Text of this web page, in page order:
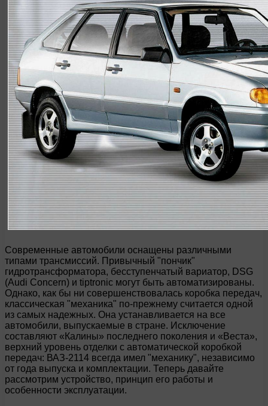
Современные автомобили оснащены различными
типами трансмиссий. Привычный "пончик"
гидротрансформатора, бесступенчатый вариатор, DSG
(Audi Concern) и tiptronic могут быть автоматизированы.
Однако, как бы ни совершенствовалась коробка передач,
классическая "механика" по-прежнему считается одной
из самых надежных. Она устанавливается на все
автомобили, выпускаемые в стране. Исключение
составляют «Калины» последнего поколения и «Веста»,
верхний уровень отделки с автоматической коробкой
передач: ВАЗ-2114 всегда имел "механику", независимо
от года выпуска и комплектации. Теперь давайте
рассмотрим устройство, принцип его работы и
особенности эксплуатации.